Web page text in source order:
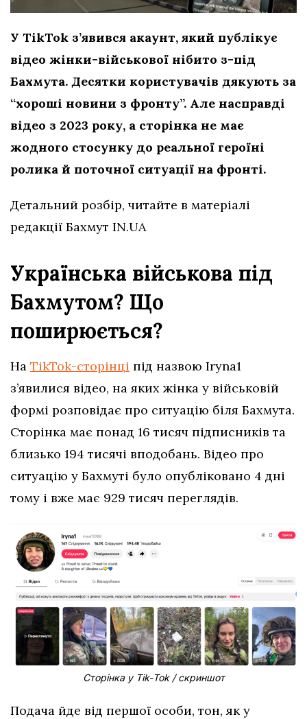
У TikTok з’явився акаунт, який публікує
відео жінки-військової нібито з-під
Бахмута. Десятки користувачів дякують за
“хороші новини з фронту”. Але насправді
відео з 2023 року, а сторінка не має
жодного стосунку до реальної героїні
ролика й поточної ситуації на фронті.
Детальний розбір, читайте в матеріалі
редакції Бахмут IN.UA
Українська військова під
Бахмутом? Що
поширюється?
На TikTok-сторінці під назвою Iryna1
з’явилися відео, на яких жінка у військовій
формі розповідає про ситуацію біля Бахмута.
Сторінка має понад 16 тисяч підписників та
близько 194 тисячі вподобань. Відео про
ситуацію у Бахмуті було опубліковано 4 дні
тому і вже має 929 тисяч переглядів.
Сторінка у Тіk-Тоk / скриншот
Подача йде від першої особи, тон, як у